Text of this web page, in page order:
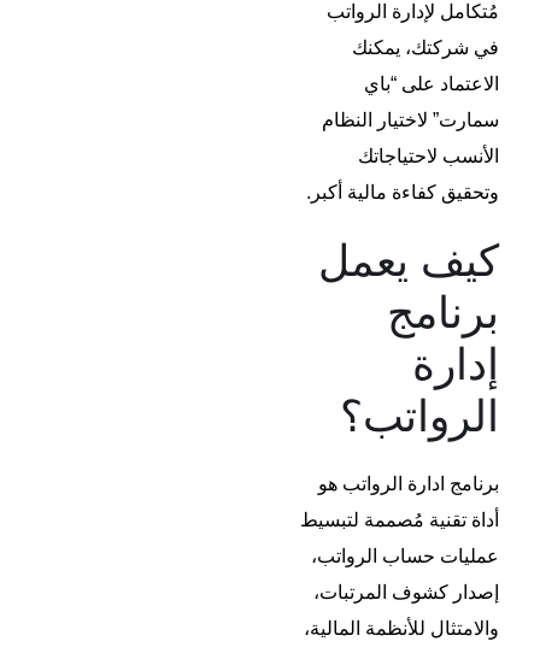
مُتكامل لإدارة الرواتب
في شركتك، يمكنك
الاعتماد على “باي
سمارت” لاختيار النظام
الأنسب لاحتياجاتك
وتحقيق كفاءة مالية أكبر.
كيف يعمل
برنامج
إدارة
الرواتب؟
برنامج ادارة الرواتب هو
أداة تقنية مُصممة لتبسيط
عمليات حساب الرواتب،
إصدار كشوف المرتبات،
والامتثال للأنظمة المالية،